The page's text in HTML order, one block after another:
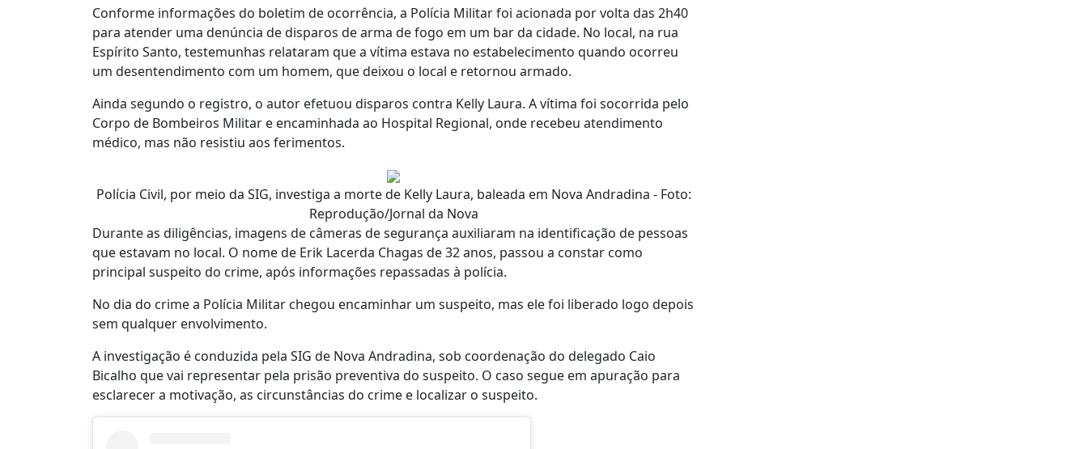
Conforme informações do boletim de ocorrência, a Polícia Militar foi acionada por volta das 2h40
para atender uma denúncia de disparos de arma de fogo em um bar da cidade. No local, na rua
Espírito Santo, testemunhas relataram que a vítima estava no estabelecimento quando ocorreu
um desentendimento com um homem, que deixou o local e retornou armado.
Ainda segundo o registro, o autor efetuou disparos contra Kelly Laura. A vítima foi socorrida pelo
Corpo de Bombeiros Militar e encaminhada ao Hospital Regional, onde recebeu atendimento
médico, mas não resistiu aos ferimentos.
Polícia Civil, por meio da SIG, investiga a morte de Kelly Laura, baleada em Nova Andradina - Foto:
Reprodução/Jornal da Nova
Durante as diligências, imagens de câmeras de segurança auxiliaram na identificação de pessoas
que estavam no local. O nome de Erik Lacerda Chagas de 32 anos, passou a constar como
principal suspeito do crime, após informações repassadas à polícia.
No dia do crime a Polícia Militar chegou encaminhar um suspeito, mas ele foi liberado logo depois
sem qualquer envolvimento.
A investigação é conduzida pela SIG de Nova Andradina, sob coordenação do delegado Caio
Bicalho que vai representar pela prisão preventiva do suspeito. O caso segue em apuração para
esclarecer a motivação, as circunstâncias do crime e localizar o suspeito.